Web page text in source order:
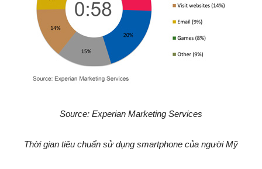
Source: Experian Marketing Services
Thời gian tiêu chuẩn sử dụng smartphone của người Mỹ